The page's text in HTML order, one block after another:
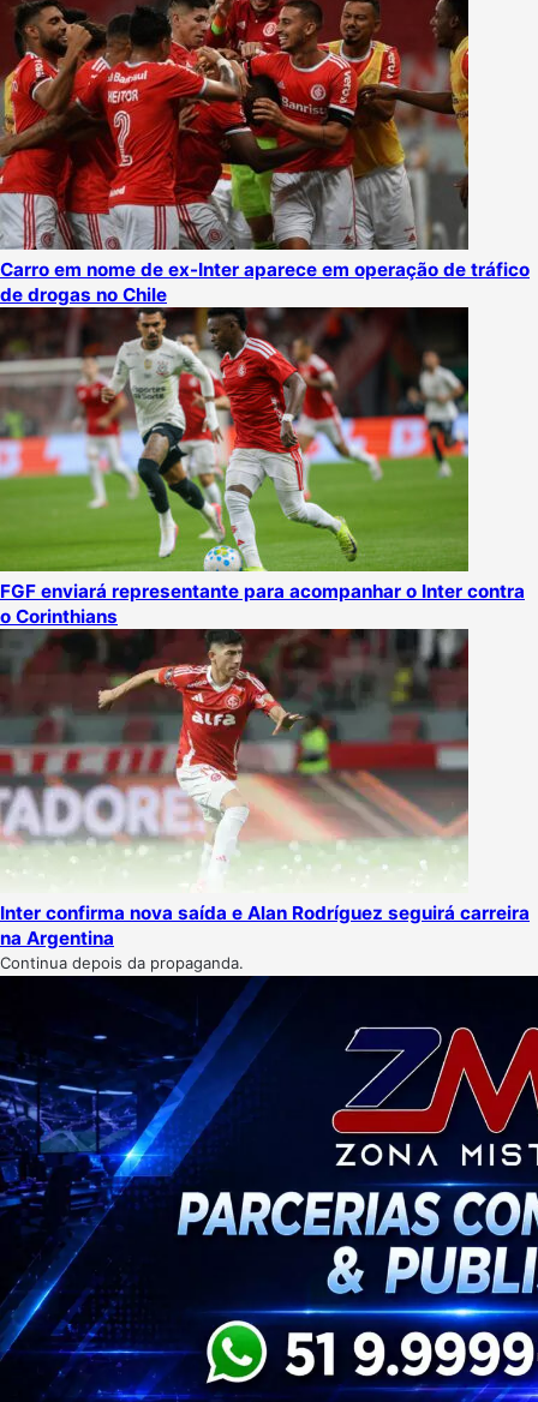
Carro em nome de ex-Inter aparece em operação de tráfico
de drogas no Chile
FGF enviará representante para acompanhar o Inter contra
o Corinthians
Inter confirma nova saída e Alan Rodríguez seguirá carreira
na Argentina
Continua depois da propaganda.